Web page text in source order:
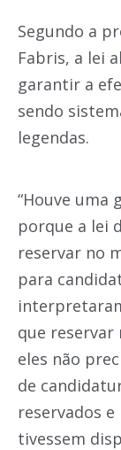
Segundo a
Fabris, a lei
garantir a
sendo
legendas.
“Houve uma
porque a lei
reservar no
para
que reservar
eles não
de
reservados
tivessem